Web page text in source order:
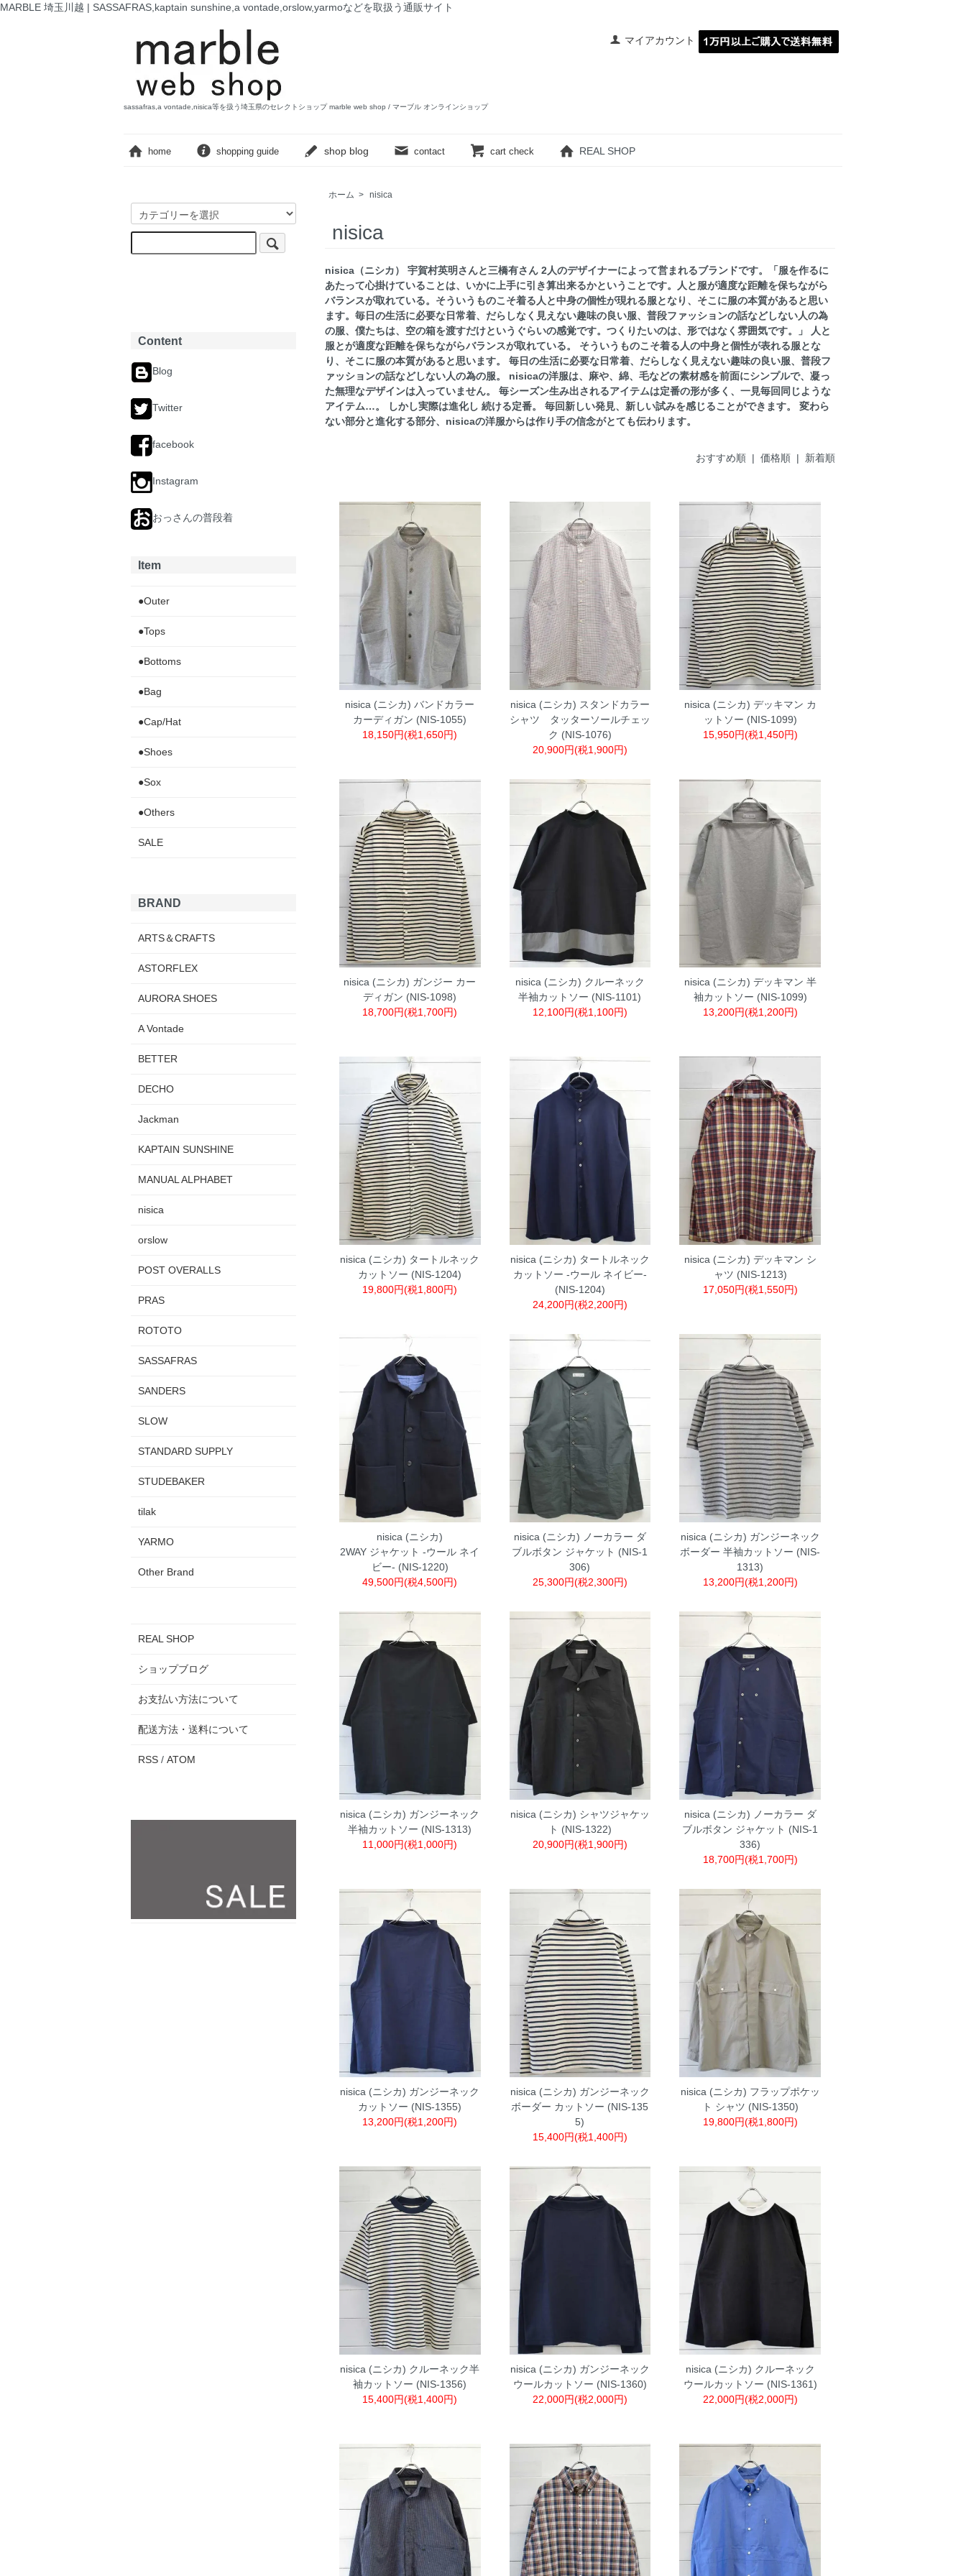
MARBLE 埼玉川越 | SASSAFRAS,kaptain sunshine,a vontade,orslow,yarmoなどを取扱う通販サイト
マイアカウント
sassafras,a vontade,nisica等を扱う埼玉県のセレクトショップ marble web shop / マーブル オンラインショップ
home shopping guide shop blog contact cart check REAL SHOP
ホーム > nisica
nisica
nisica（ニシカ） 宇賀村英明さんと三橋有さん 2人のデザイナーによって営まれるブランドです。「服を作るに
あたって心掛けていることは、いかに上手に引き算出来るかということです。人と服が適度な距離を保ちながら
バランスが取れている。そういうものこそ着る人と中身の個性が現れる服となり、そこに服の本質があると思い
ます。毎日の生活に必要な日常着、だらしなく見えない趣味の良い服、普段ファッションの話などしない人の為
の服、僕たちは、空の箱を渡すだけというぐらいの感覚です。つくりたいのは、形ではなく雰囲気です。」 人と
服とが適度な距離を保ちながらバランスが取れている。 そういうものこそ着る人の中身と個性が表れる服とな
り、そこに服の本質があると思います。 毎日の生活に必要な日常着、だらしなく見えない趣味の良い服、普段フ
ァッションの話などしない人の為の服。 nisicaの洋服は、麻や、綿、毛などの素材感を前面にシンプルで、凝っ
た無理なデザインは入っていません。 毎シーズン生み出されるアイテムは定番の形が多く、一見毎回同じような
アイテム…。 しかし実際は進化し 続ける定番。 毎回新しい発見、新しい試みを感じることができます。 変わら
ない部分と進化する部分、nisicaの洋服からは作り手の信念がとても伝わります。
おすすめ順 | 価格順 | 新着順
nisica (ニシカ) バンドカラー
カーディガン (NIS-1055)
18,150円(税1,650円)
nisica (ニシカ) スタンドカラー
シャツ タッターソールチェッ
ク (NIS-1076)
20,900円(税1,900円)
nisica (ニシカ) デッキマン カ
ットソー (NIS-1099)
15,950円(税1,450円)
nisica (ニシカ) ガンジー カー
ディガン (NIS-1098)
18,700円(税1,700円)
nisica (ニシカ) クルーネック
半袖カットソー (NIS-1101)
12,100円(税1,100円)
nisica (ニシカ) デッキマン 半
袖カットソー (NIS-1099)
13,200円(税1,200円)
nisica (ニシカ) タートルネック
カットソー (NIS-1204)
19,800円(税1,800円)
nisica (ニシカ) タートルネック
カットソー -ウール ネイビー-
(NIS-1204)
24,200円(税2,200円)
nisica (ニシカ) デッキマン シ
ャツ (NIS-1213)
17,050円(税1,550円)
nisica (ニシカ)
2WAY ジャケット -ウール ネイ
ビー- (NIS-1220)
49,500円(税4,500円)
nisica (ニシカ) ノーカラー ダ
ブルボタン ジャケット (NIS-1
306)
25,300円(税2,300円)
nisica (ニシカ) ガンジーネック
ボーダー 半袖カットソー (NIS-
1313)
13,200円(税1,200円)
nisica (ニシカ) ガンジーネック
半袖カットソー (NIS-1313)
11,000円(税1,000円)
nisica (ニシカ) シャツジャケッ
ト (NIS-1322)
20,900円(税1,900円)
nisica (ニシカ) ノーカラー ダ
ブルボタン ジャケット (NIS-1
336)
18,700円(税1,700円)
nisica (ニシカ) ガンジーネック
カットソー (NIS-1355)
13,200円(税1,200円)
nisica (ニシカ) ガンジーネック
ボーダー カットソー (NIS-135
5)
15,400円(税1,400円)
nisica (ニシカ) フラップポケッ
ト シャツ (NIS-1350)
19,800円(税1,800円)
nisica (ニシカ) クルーネック半
袖カットソー (NIS-1356)
15,400円(税1,400円)
nisica (ニシカ) ガンジーネック
ウールカットソー (NIS-1360)
22,000円(税2,000円)
nisica (ニシカ) クルーネック
ウールカットソー (NIS-1361)
22,000円(税2,000円)
Content
Blog
Twitter
facebook
Instagram
おっさんの普段着
Item
●Outer
●Tops
●Bottoms
●Bag
●Cap/Hat
●Shoes
●Sox
●Others
SALE
BRAND
ARTS＆CRAFTS
ASTORFLEX
AURORA SHOES
A Vontade
BETTER
DECHO
Jackman
KAPTAIN SUNSHINE
MANUAL ALPHABET
nisica
orslow
POST OVERALLS
PRAS
ROTOTO
SASSAFRAS
SANDERS
SLOW
STANDARD SUPPLY
STUDEBAKER
tilak
YARMO
Other Brand
REAL SHOP
ショップブログ
お支払い方法について
配送方法・送料について
RSS / ATOM